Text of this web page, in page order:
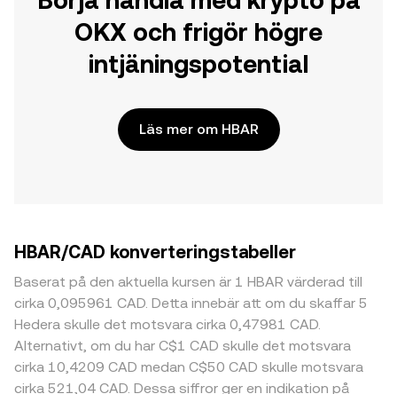
OKX och frigör högre
intjäningspotential
Läs mer om HBAR
HBAR/CAD konverteringstabeller
Baserat på den aktuella kursen är 1 HBAR värderad till
cirka 0,095961 CAD. Detta innebär att om du skaffar 5
Hedera skulle det motsvara cirka 0,47981 CAD.
Alternativt, om du har C$1 CAD skulle det motsvara
cirka 10,4209 CAD medan C$50 CAD skulle motsvara
cirka 521,04 CAD. Dessa siffror ger en indikation på